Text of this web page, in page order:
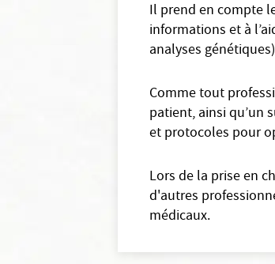
Il prend en compte
informations et à
analyses
Comme tout
patient, ainsi qu’un
et protocoles pour
Lors de la prise en
d'autres
médicaux.